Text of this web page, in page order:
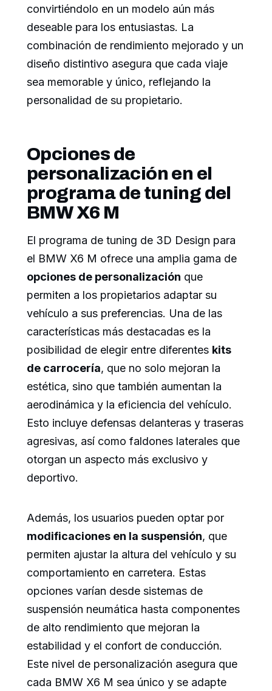
convirtiéndolo en un modelo aún más
deseable para los entusiastas. La
combinación de rendimiento mejorado y un
diseño distintivo asegura que cada viaje
sea memorable y único, reflejando la
personalidad de su propietario.
Opciones de
personalización en el
programa de tuning del
BMW X6 M
El programa de tuning de 3D Design para
el BMW X6 M ofrece una amplia gama de
opciones de personalización que
permiten a los propietarios adaptar su
vehículo a sus preferencias. Una de las
características más destacadas es la
posibilidad de elegir entre diferentes kits
de carrocería, que no solo mejoran la
estética, sino que también aumentan la
aerodinámica y la eficiencia del vehículo.
Esto incluye defensas delanteras y traseras
agresivas, así como faldones laterales que
otorgan un aspecto más exclusivo y
deportivo.
Además, los usuarios pueden optar por
modificaciones en la suspensión, que
permiten ajustar la altura del vehículo y su
comportamiento en carretera. Estas
opciones varían desde sistemas de
suspensión neumática hasta componentes
de alto rendimiento que mejoran la
estabilidad y el confort de conducción.
Este nivel de personalización asegura que
cada BMW X6 M sea único y se adapte